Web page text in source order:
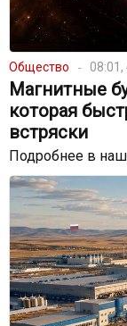
Общество 08:01,
Магнитные
которая
встряски
Подробнее в